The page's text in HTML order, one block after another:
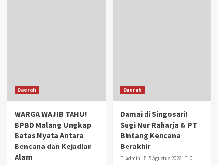
Daerah
WARGA WAJIB TAHU!
BPBD Malang Ungkap
Batas Nyata Antara
Bencana dan Kejadian
Alam
Daerah
Damai di Singosari!
Sugi Nur Raharja & PT
Bintang Kencana
Berakhir
admin 5 Agustus 2026 0